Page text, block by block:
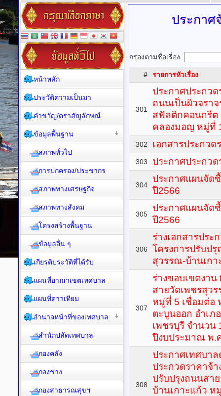
ประกาศ
กรองตามชื่อเรื่อง
# รายการหัวเรื่อง
301
ประกาศประกว
ถนนเป็นผิวจรา
สฟัลติกคอนกรีต
คลองมอญ หมู่ที่
302 เอกสารประกวด
303 ประกาศประกว
304
ประกาศแผนจัด
ปี2566
305
ประกาศแผนจัด
ปี2566
306
ร่างเอกสารประ
โครงการปรับป
สุวรรณ-บ้านเก
307
ร่างขอบเขตงา
สายวัดเพชรสุว
หมู่ที่ 5 เชื่อมต่อ
ตะบูนออก อำเภ
เพชรบุรี จำนวน
ปีงบประมาณ พ.
308
ประกาศเทศบาล
ประกวดราคาจ้า
ปรับปรุงถนนสา
บ้านเกาะแก้ว ห
หน้าหลัก
ประวัติความเป็นมา
คำขวัญ/ตราสัญลักษณ์
ข้อมูลพื้นฐาน
สภาพทั่วไป
การปกครอง/ประชากร
สภาพทางเศรษฐกิจ
สภาพทางสังคม
โครงสร้างพื้นฐาน
ข้อมูลอื่น ๆ
เกียรติประวัติที่ได้รับ
แผนที่อาณาเขตเทศบาล
แผนที่ดาวเทียม
อำนาจหน้าที่ของเทศบาล
สำนักปลัดเทศบาล
กองคลัง
กองช่าง
กองสาธารณสุขฯ